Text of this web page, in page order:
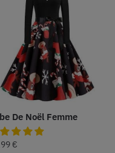
De Noël Femme
€